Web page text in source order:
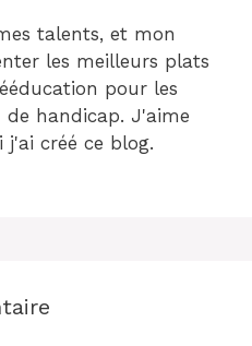
talents, et mon
les meilleurs plats
pour les
de handicap. J'aime
j'ai créé ce blog.